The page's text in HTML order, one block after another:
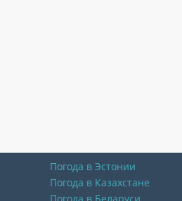
Погода в Эстонии
Погода в Казахстане